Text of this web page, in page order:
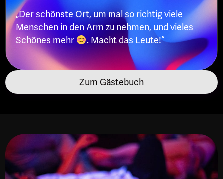
„Der schönste Ort, um mal so richtig viele
Menschen in den Arm zu nehmen, und vieles
Schönes mehr
. Macht das Leute!“
Zum Gästebuch